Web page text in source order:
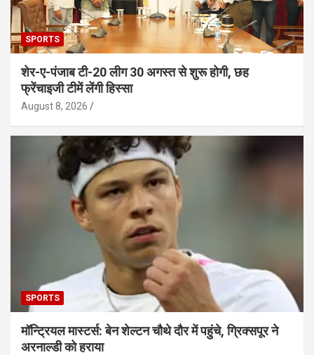
SPORTS
शेर-ए-पंजाब टी-20 लीग 30 अगस्त से शुरू होगी, छह
फ्रेंचाइजी टीमें लेंगी हिस्सा
August 8, 2026
SPORTS
मॉन्ट्रियल मास्टर्स: बेन शेल्टन चौथे दौर में पहुंचे, ग्रिक्सपूर ने
अरनाल्डी को हराया